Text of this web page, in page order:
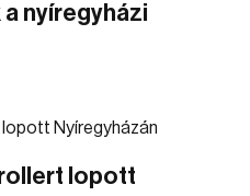
nyíregyházi
rollert lopott